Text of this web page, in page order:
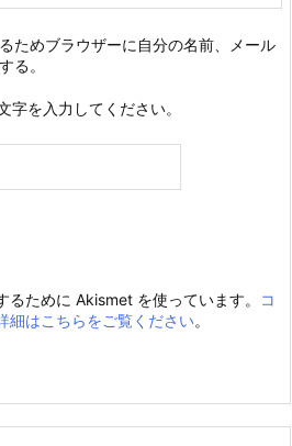
ためブラウザーに自分の名前、メール
る。
字を入力してください。
るために Akismet を使っています。
コ
細はこちらをご覧ください。